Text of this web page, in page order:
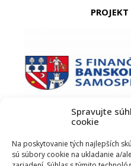
Spravujte
cookie
Na poskytovanie tých najlepších
sú súbory cookie na ukladanie a/